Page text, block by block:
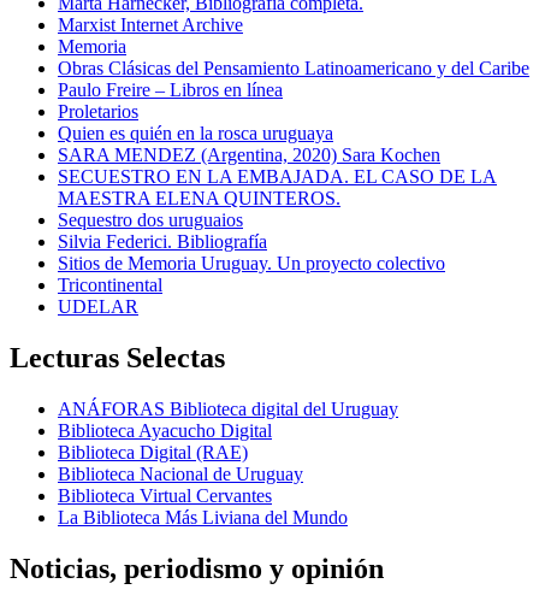
Marxist Internet Archive
Memoria
Obras Clásicas del Pensamiento Latinoamericano y del Caribe
Paulo Freire – Libros en línea
Proletarios
Quien es quién en la rosca uruguaya
SARA MENDEZ (Argentina, 2020) Sara Kochen
SECUESTRO EN LA EMBAJADA. EL CASO DE LA
MAESTRA ELENA QUINTEROS.
Sequestro dos uruguaios
Silvia Federici. Bibliografía
Sitios de Memoria Uruguay. Un proyecto colectivo
Tricontinental
UDELAR
Lecturas Selectas
ANÁFORAS Biblioteca digital del Uruguay
Biblioteca Ayacucho Digital
Biblioteca Digital (RAE)
Biblioteca Nacional de Uruguay
Biblioteca Virtual Cervantes
La Biblioteca Más Liviana del Mundo
Noticias, periodismo y opinión